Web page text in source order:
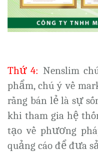
Thứ 4: Nenslim
phẩm, chú ý về
rằng bán lẻ là sự
khi tham gia hệ
tạo về phương
quảng cáo để đưa